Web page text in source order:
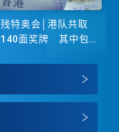
残特奥会│港队共取
140面奖牌 其中包